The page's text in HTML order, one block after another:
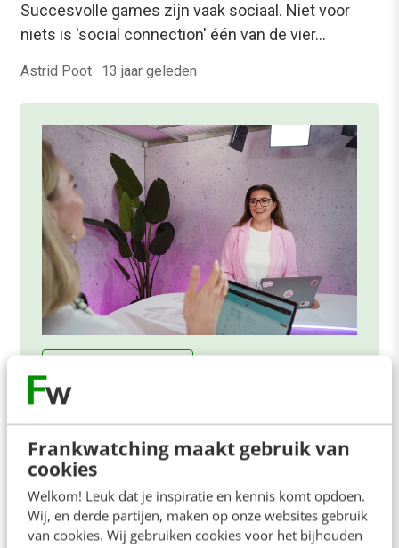
Frankwatching maakt gebruik van
cookies
Welkom! Leuk dat je inspiratie en kennis komt opdoen.
Wij, en derde partijen, maken op onze websites gebruik
van cookies. Wij gebruiken cookies voor het bijhouden
Succesvolle games zijn vaak sociaal. Niet voor
niets is 'social connection' één van de vier…
Astrid Poot · 13 jaar geleden
De nieuwe SEO- & GEO-
spelregels
In 2,5 uur van Google-first naar AI-first: zo wordt je
content beter gevonden. Schrijf je in en bekijk
direct.
Meer weten